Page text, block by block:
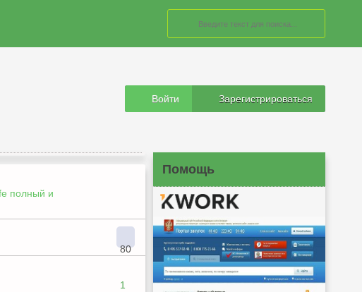
Войти Зарегистрироваться
полный и
80
1
Помощь